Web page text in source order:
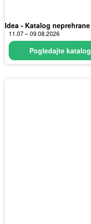
Idea - Katalog neprehrane
11.07 – 09.08.2026
Pogledajte katalog